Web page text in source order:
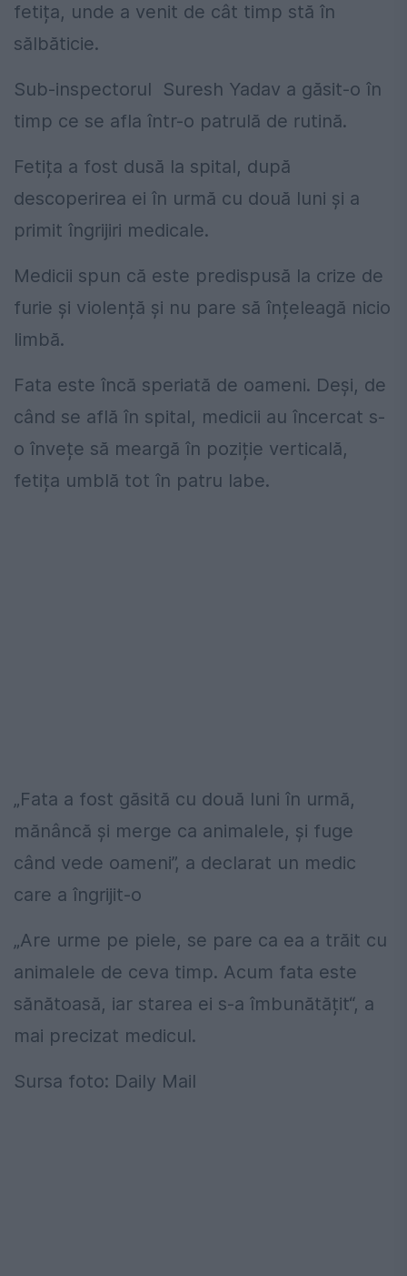
fetița, unde a venit de cât timp stă în
sălbăticie.
Sub-inspectorul Suresh Yadav a găsit-o în
timp ce se afla într-o patrulă de rutină.
Fetița a fost dusă la spital, după
descoperirea ei în urmă cu două luni și a
primit îngrijiri medicale.
Medicii spun că este predispusă la crize de
furie și violență și nu pare să înțeleagă nicio
limbă.
Fata este încă speriată de oameni. Deși, de
când se află în spital, medicii au încercat s-
o învețe să meargă în poziție verticală,
fetița umblă tot în patru labe.
„Fata a fost găsită cu două luni în urmă,
mănâncă și merge ca animalele, și fuge
când vede oameni”, a declarat un medic
care a îngrijit-o
„Are urme pe piele, se pare ca ea a trăit cu
animalele de ceva timp. Acum fata este
sănătoasă, iar starea ei s-a îmbunătățit“, a
mai precizat medicul.
Sursa foto: Daily Mail